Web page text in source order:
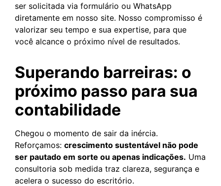
ser solicitada via formulário ou WhatsApp
diretamente em nosso site. Nosso compromisso é
valorizar seu tempo e sua expertise, para que
você alcance o próximo nível de resultados.
Superando barreiras: o
próximo passo para sua
contabilidade
Chegou o momento de sair da inércia.
Reforçamos: crescimento sustentável não pode
ser pautado em sorte ou apenas indicações. Uma
consultoria sob medida traz clareza, segurança e
acelera o sucesso do escritório.